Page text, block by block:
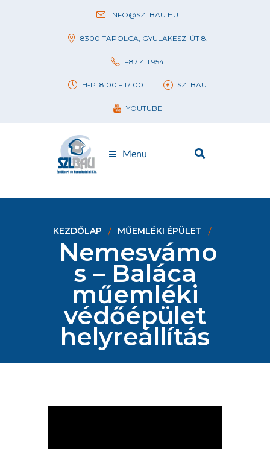
INFO@SZLBAU.HU
8300 TAPOLCA, GYULAKESZI ÚT 8.
+87 411 954
H-P: 8:00 – 17:00 SZLBAU
YOUTUBE
Menu
KEZDŐLAP MŰEMLÉKI ÉPÜLET
Nemesvámo
s – Baláca
műemléki
védőépület
helyreállítás